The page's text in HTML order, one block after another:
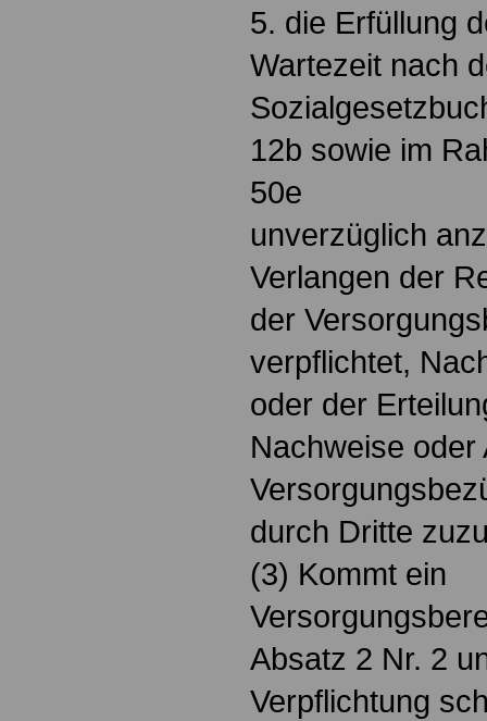
5. die Erfüllung
Wartezeit nach
12b sowie im
50e
unverzüglich
Verlangen der
der
verpflichtet,
oder der
Nachweise
durch Dritte
(3) Kommt ein
Absatz 2 Nr. 2
Verpflichtung